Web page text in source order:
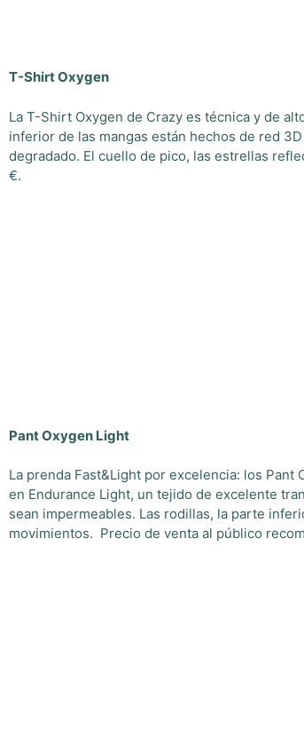
T-Shirt Oxygen
La T-Shirt Oxygen de Crazy es técnica y de
inferior de las mangas están hechos de red
degradado. El cuello de pico, las estrellas
€.
Pant Oxygen Light
La prenda Fast&Light por excelencia: los
en Endurance Light, un tejido de excelente
sean impermeables. Las rodillas, la parte
movimientos. Precio de venta al público